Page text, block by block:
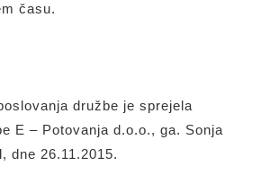
času.
družbe je sprejela
E – Potovanja d.o.o., ga. Sonja
dne 26.11.2015.